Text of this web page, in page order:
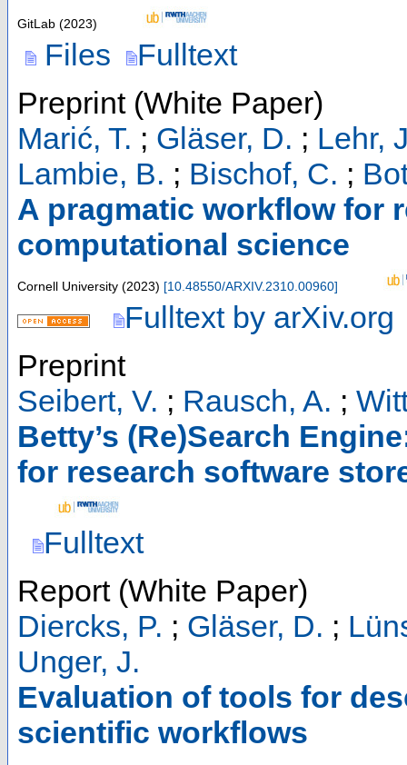
GitLab (2023)
Files
Fulltext
Preprint (White Paper)
Marić, T. ; Gläser, D. ; Lehr,
Lambie, B. ; Bischof, C. ;
A pragmatic workflow for
computational science
Cornell University (2023) [10.48550/ARXIV.2310.00960]
Fulltext by arXiv.org
Preprint
Seibert, V. ; Rausch, A. ;
Betty’s (Re)Search
for research software
Fulltext
Report (White Paper)
Diercks, P. ; Gläser, D. ;
Unger, J.
Evaluation of tools for
scientific workflows